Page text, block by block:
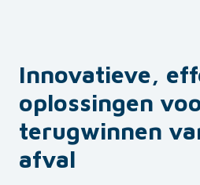
Innovatieve,
oplossingen
terugwinnen
afval